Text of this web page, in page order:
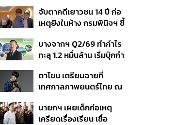
สิกวิดีโอ
จับตาคดีเยาวชน 14 ปี ก่อ
เหตุยิงในห้าง กรมพินิจฯ ชี้
เนื่อง ประเมินปล่อยตัว
บางจากฯ Q2/69 ทำกำไร
ทะลุ 1.2 หมื่นล้าน เริ่มบุ๊กกำ
แรก หนุนรายได้ครึ่งปีทะลุ
3.2 แสนล้าน
ตาโขน เตรียมฉายที่
เทศกาลภาพยนตร์ไทย ณ
นายกฯ เผยเด็กก่อเหตุ
เครียดเรื่องเรียน เชื่อ